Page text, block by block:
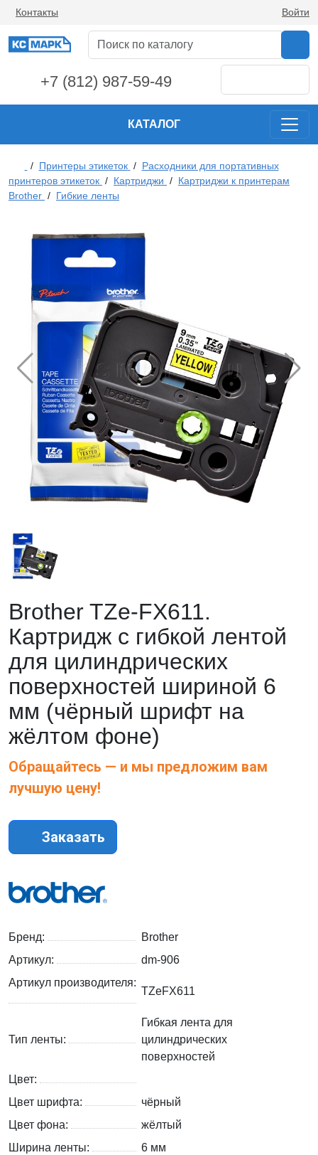
Контакты Войти
+7 (812) 987-59-49
КАТАЛОГ
/ Принтеры этикеток / Расходники для портативных
принтеров этикеток / Картриджи / Картриджи к принтерам
Brother / Гибкие ленты
Brother TZe-FX611.
Картридж с гибкой лентой
для цилиндрических
поверхностей шириной 6
мм (чёрный шрифт на
жёлтом фоне)
Обращайтесь — и мы предложим вам
лучшую цену!
Заказать
Бренд:
Brother
Артикул:
dm-906
Артикул производителя:
TZeFX611
Тип ленты:
Гибкая лента для
цилиндрических
поверхностей
Цвет:
Цвет шрифта:
чёрный
Цвет фона:
жёлтый
Ширина ленты:
6 мм